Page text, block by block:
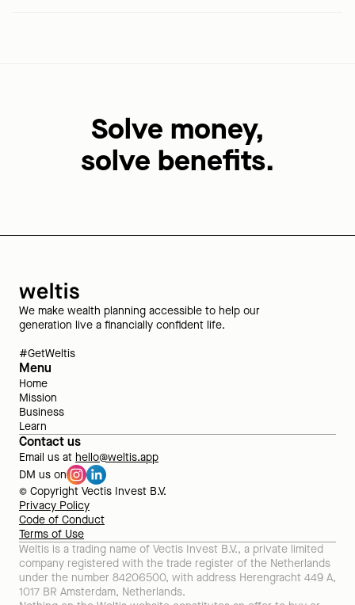
Solve money,
solve benefits.
We make wealth planning accessible to help our
generation live a financially confident life.
#GetWeltis
Menu
Home
Mission
Business
Learn
Contact us
Email us at hello@weltis.app
DM us on
© Copyright Vectis Invest B.V.
Privacy Policy
Code of Conduct
Terms of Use
Weltis is a trading name of Vectis Invest B.V., a private limited
company registered with the trade register of the Netherlands
under the number 84206500, with address Herengracht 449 A,
1017 BR Amsterdam, Netherlands.